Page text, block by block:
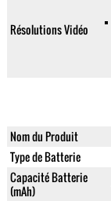
Résolutions Vidéo
Nom du Produit
Type de Batterie
Capacité Batterie
(mAh)